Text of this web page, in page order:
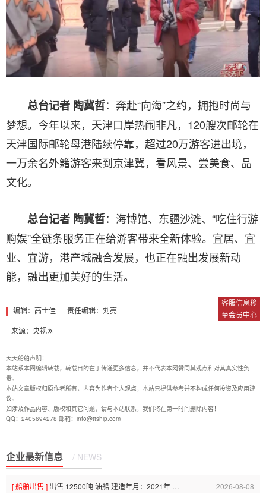
客服信息移
至会员中心
总台记者 陶冀哲：奔赴“向海”之约，拥抱时尚与
梦想。今年以来，天津口岸热闹非凡，120艘次邮轮在
天津国际邮轮母港陆续停靠，超过20万游客进出境，
一万余名外籍游客来到京津冀，看风景、尝美食、品
文化。
总台记者 陶冀哲：海博馆、东疆沙滩、“吃住行游
购娱”全链条服务正在给游客带来全新体验。宜居、宜
业、宜游，港产城融合发展，也正在融出发展新动
能，融出更加美好的生活。
编辑：高士佳
责任编辑：刘亮
来源：央视网
天天船舶声明：
本站系本网编辑转载，转载目的在于传递更多信息，并不代表本网赞同其观点和对其真实性负
责。
本站文章版权归原作者所有，内容为作者个人观点，本站只提供参考并不构成任何投资及应用建
议。
如涉及作品内容、版权和其它问题，请与本站联系，我们将在第一时间删除内容！
QQ：2405694278 邮箱：info@ttship.com
企业最新信息 / NEWS
[ 船舶出售 ] 出售 12500吨 油船 建造年月：2021年 ccs 双底双壳 单机 2026-08-08